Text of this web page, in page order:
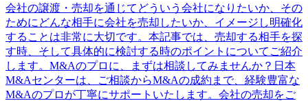
会社の譲渡・売却を通じてどういう会社になりたいか、その
ためにどんな相手に会社を売却したいか、イメージし明確化
することは非常に大切です。本記事では、売却する相手を探
す時、そして具体的に検討する時のポイントについてご紹介
します。M&Aのプロに、まずは相談してみませんか？日本
M&Aセンターは、ご相談からM&Aの成約まで、経験豊富な
M&Aのプロが丁寧にサポートいたします。会社の売却をご